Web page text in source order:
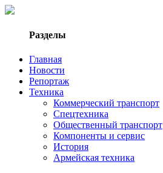
Разделы
Главная
Новости
Репортаж
Техника
Коммерческий транспорт
Спецтехника
Общественный транспорт
Компоненты и сервис
История
Армейская техника